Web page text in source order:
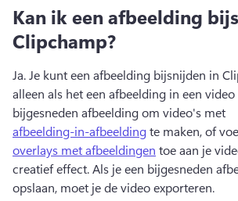
Kan ik een afbeelding
Clipchamp?
Ja. Je kunt een afbeelding bijsnijden in
alleen als het een afbeelding in een video
bijgesneden afbeelding om video's met
afbeelding-in-afbeelding te maken, of
overlays met afbeeldingen toe aan je
creatief effect. Als je een bijgesneden
opslaan, moet je de video exporteren.